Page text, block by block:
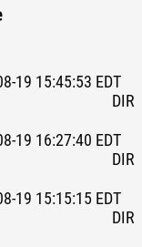
19 15:45:53 EDT
DIR
19 16:27:40 EDT
DIR
19 15:15:15 EDT
DIR